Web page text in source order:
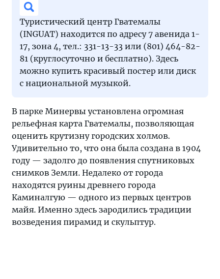
Туристический центр Гватемалы
(INGUAT) находится по адресу 7 авенида 1-
17, зона 4, тел.: 331-13-33 или (801) 464-82-
81 (круглосуточно и бесплатно). Здесь
можно купить красивый постер или диск
с национальной музыкой.
В парке Минервы установлена огромная
рельефная карта Гватемалы, позволяющая
оценить крутизну городских холмов.
Удивительно то, что она была создана в 1904
году — задолго до появления спутниковых
снимков Земли. Недалеко от города
находятся руины древнего города
Каминалгую — одного из первых центров
майя. Именно здесь зародились традиции
возведения пирамид и скульптур.